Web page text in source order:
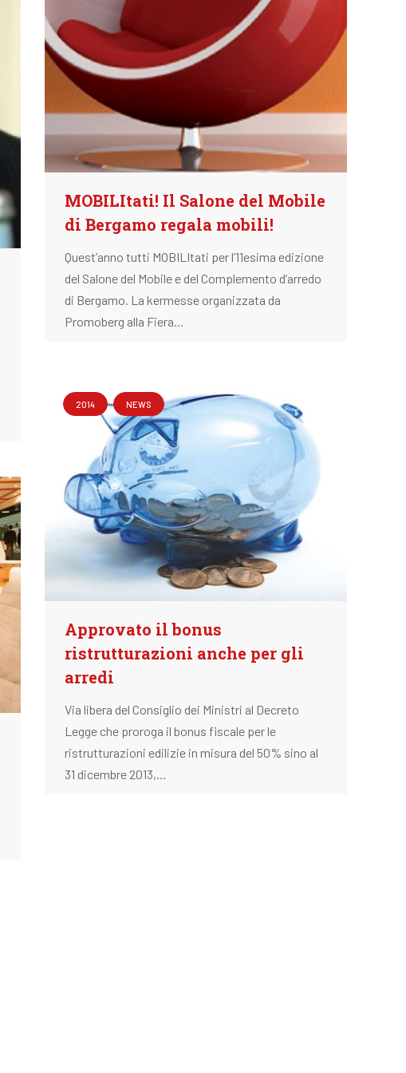
MOBILItati! Il Salone del Mobile
di Bergamo regala mobili!
Quest’anno tutti MOBILItati per l’11esima edizione
del Salone del Mobile e del Complemento d’arredo
di Bergamo. La kermesse organizzata da
Promoberg alla Fiera…
2014 NEWS
Approvato il bonus
ristrutturazioni anche per gli
arredi
Via libera del Consiglio dei Ministri al Decreto
Legge che proroga il bonus fiscale per le
ristrutturazioni edilizie in misura del 50% sino al
31 dicembre 2013,…